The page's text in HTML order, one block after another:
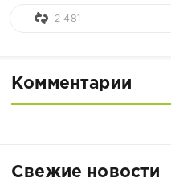
2 481
Комментарии
Свежие новости